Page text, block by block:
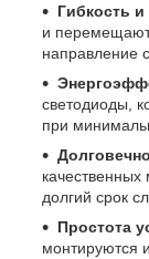
Гибкость
и
направление
светодиоды,
при
долгий срок
Простота
монтируются